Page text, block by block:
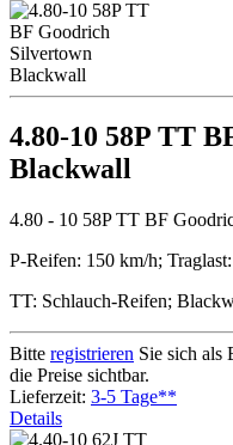
4.80-10 58P TT
Blackwall
4.80 - 10 58P TT BF
P-Reifen: 150 km/h;
TT: Schlauch-Reifen;
Bitte registrieren Sie sich als
die Preise sichtbar.
Lieferzeit: 3-5 Tage**
Details